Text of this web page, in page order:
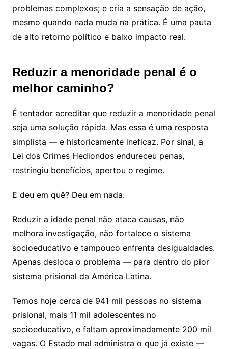
problemas complexos; e cria a sensação de ação,
mesmo quando nada muda na prática. É uma pauta
de alto retorno político e baixo impacto real.
Reduzir a menoridade penal é o
melhor caminho?
É tentador acreditar que reduzir a menoridade penal
seja uma solução rápida. Mas essa é uma resposta
simplista — e historicamente ineficaz. Por sinal, a
Lei dos Crimes Hediondos endureceu penas,
restringiu benefícios, apertou o regime.
E deu em quê? Deu em nada.
Reduzir a idade penal não ataca causas, não
melhora investigação, não fortalece o sistema
socioeducativo e tampouco enfrenta desigualdades.
Apenas desloca o problema — para dentro do pior
sistema prisional da América Latina.
Temos hoje cerca de 941 mil pessoas no sistema
prisional, mais 11 mil adolescentes no
socioeducativo, e faltam aproximadamente 200 mil
vagas. O Estado mal administra o que já existe —